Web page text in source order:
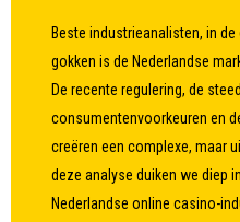
Beste industrieanalisten, in
gokken is de Nederlandse
De recente regulering, de
consumentenvoorkeuren en
creëren een complexe, maar
deze analyse duiken we diep
Nederlandse online casino-